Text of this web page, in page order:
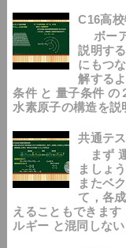
C16高
ボーア
説明す
にもつ
解する
条件 と 量子条件 の
水素原子の構造を説
共通テ
まず
ましょ
またベ
て，各
えることもできま
ルギー と混同しな